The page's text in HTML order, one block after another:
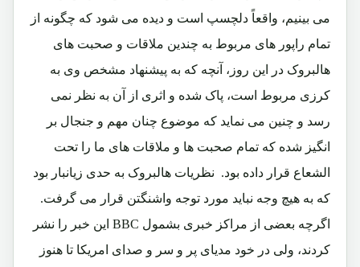
می بینیم، واقعاً دلچسپ است و دیده می شود که چگونه از
تمام راپور های مربوط به چندین ملاقات و صحبت های
هالبروک در این روز، آنچه که به پیشنهاد مشخص وی به
کرزی مربوط است، پاک شده و اثری از آن به نظر نمی
رسد و چنین می نماید که موضوع چنان مهم و جنجال بر
انگیز شده که تمام صحبت ها و ملاقات های ما را تحت
الشعاع قرار داده بود. نظریات هالبروک به حدی زیانبار بود
که به هیچ وجه نباید مورد توجه واشنگتن قرار می گرفت.
اگرچه بعضی از مراکز خبری بشمول BBC این خبر را نشر
کردند، ولی در خود مدیای پر و سر و صدای امریکا تا هنوز